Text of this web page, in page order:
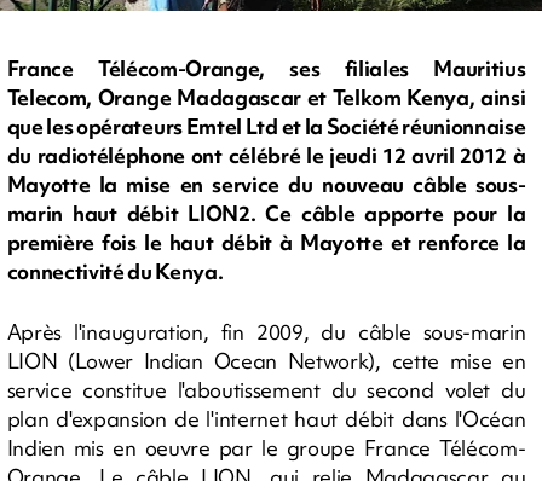
France Télécom-Orange, ses filiales Mauritius
Telecom, Orange Madagascar et Telkom Kenya, ainsi
que les opérateurs Emtel Ltd et la Société réunionnaise
du radiotéléphone ont célébré le jeudi 12 avril 2012 à
Mayotte la mise en service du nouveau câble sous-
marin haut débit LION2. Ce câble apporte pour la
première fois le haut débit à Mayotte et renforce la
connectivité du Kenya.
Après l'inauguration, fin 2009, du câble sous-marin
LION (Lower Indian Ocean Network), cette mise en
service constitue l'aboutissement du second volet du
plan d'expansion de l'internet haut débit dans l'Océan
Indien mis en oeuvre par le groupe France Télécom-